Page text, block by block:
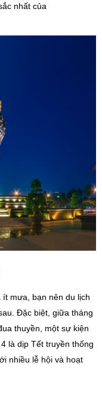
nhất của
mưa, bạn nên du lịch
Đặc biệt, giữa tháng
thuyền, một sự kiện
là dịp Tết truyền thống
nhiều lễ hội và hoạt